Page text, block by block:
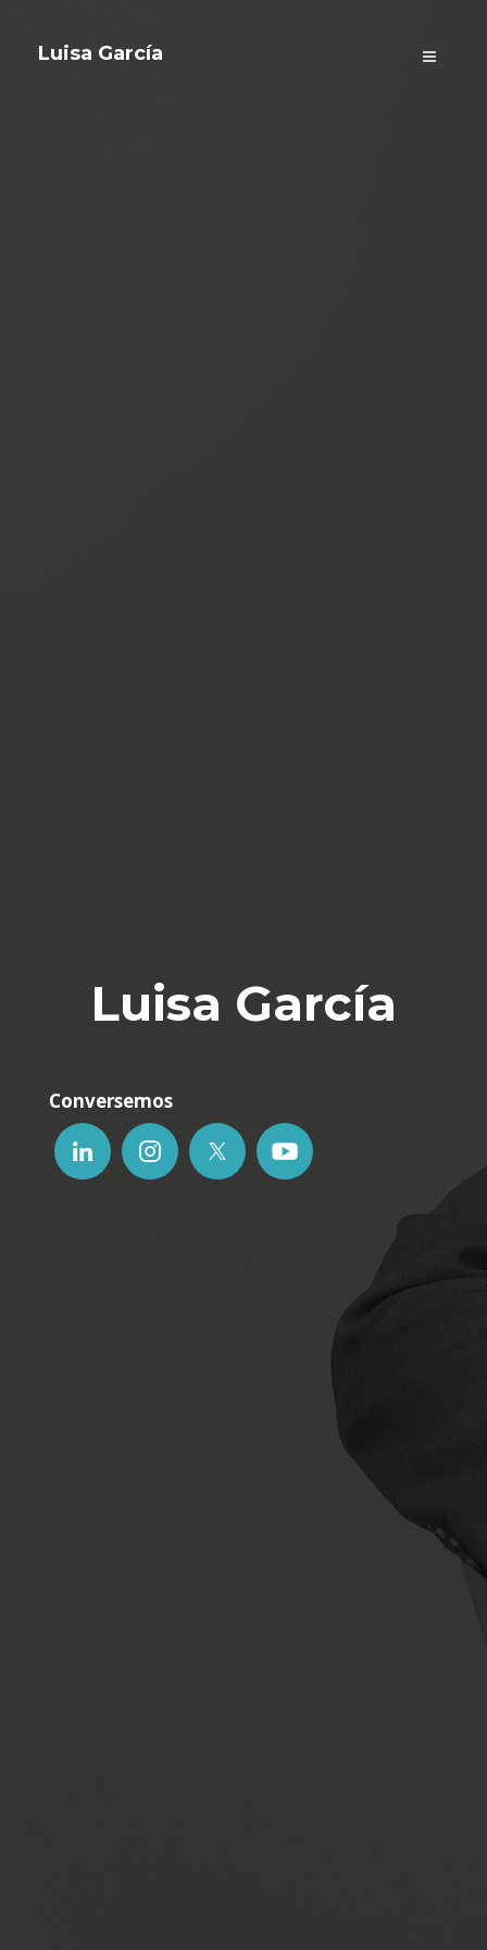
Luisa García
Luisa García
Conversemos